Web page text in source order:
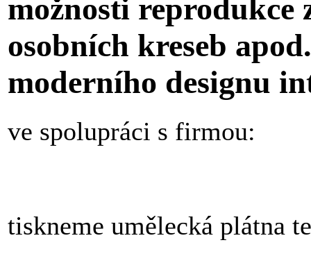
možnosti
osobních kreseb
moderního designu
ve spolupráci s firmou:
tiskneme umělecká plátna